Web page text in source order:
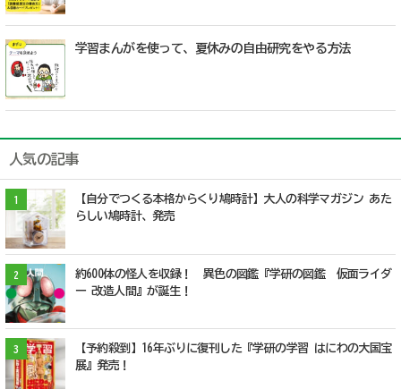
学習まんがを使って、夏休みの自由研究をやる方法
人気の記事
1
【自分でつくる本格からくり鳩時計】大人の科学マガジン あた
らしい鳩時計、発売
2
約600体の怪人を収録！ 異色の図鑑『学研の図鑑 仮面ライダ
ー 改造人間』が誕生！
3
【予約殺到】16年ぶりに復刊した『学研の学習 はにわの大国宝
展』発売！